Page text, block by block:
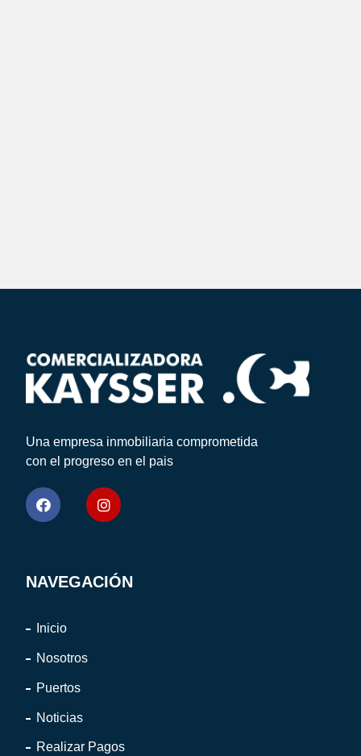
Una empresa inmobiliaria comprometida
con el progreso en el pais
NAVEGACIÓN
Inicio
Nosotros
Puertos
Noticias
Realizar Pagos